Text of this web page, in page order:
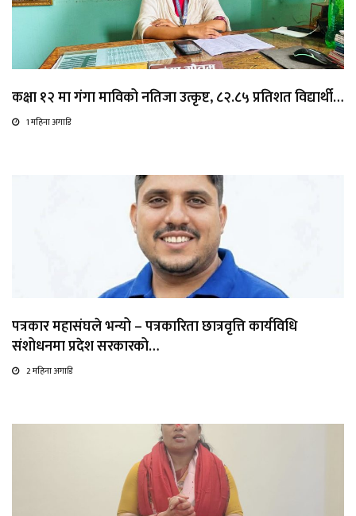
कक्षा १२ मा गंगा माविको नतिजा उत्कृष्ट, ८२.८५ प्रतिशत विद्यार्थी…
1 महिना अगाडि
पत्रकार महासंघले भन्यो – पत्रकारिता छात्रवृत्ति कार्यविधि
संशोधनमा प्रदेश सरकारको…
2 महिना अगाडि